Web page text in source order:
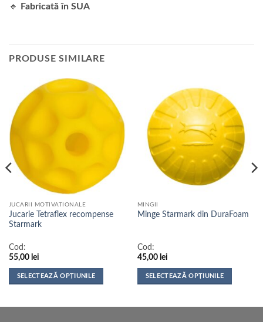
🔹
Fabricată în SUA
PRODUSE SIMILARE
JUCARII MOTIVATIONALE
Jucarie Tetraflex recompense
Starmark
Cod:
55,00 lei
SELECTEAZĂ OPȚIUNILE
MINGII
Minge Starmark din DuraFoam
Cod:
45,00 lei
SELECTEAZĂ OPȚIUNILE